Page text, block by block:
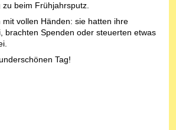
beim Frühjahrsputz.
mit vollen Händen: sie hatten ihre
brachten Spenden oder steuerten etwas
Tag!